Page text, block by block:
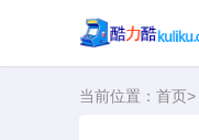
当前位置： 首页>